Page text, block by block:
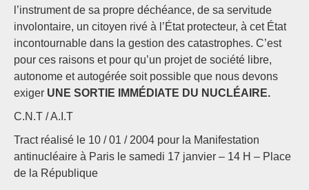
l’instrument de sa propre déchéance, de sa servitude
involontaire, un citoyen rivé à l’État protecteur, à cet État
incontournable dans la gestion des catastrophes. C’est
pour ces raisons et pour qu’un projet de société libre,
autonome et autogérée soit possible que nous devons
exiger UNE SORTIE IMMÉDIATE DU NUCLÉAIRE.
C.N.T / A.I.T
Tract réalisé le 10 / 01 / 2004 pour la Manifestation
antinucléaire à Paris le samedi 17 janvier – 14 H – Place
de la République